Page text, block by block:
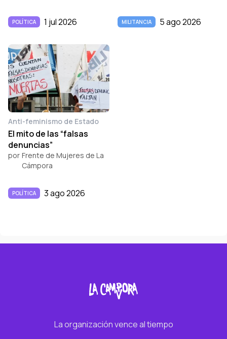
POLÍTICA 1 jul 2026 MILITANCIA 5 ago 2026
Anti-feminismo de Estado
El mito de las “falsas
denuncias”
por Frente de Mujeres de La
Cámpora
POLÍTICA 3 ago 2026
La organización vence al tiempo